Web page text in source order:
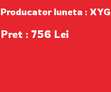
Producator luneta : XYG
Pret : 756 Lei